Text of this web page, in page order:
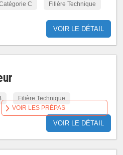
C Filière Technique
VOIR LE DÉTAIL
Filière Technique
VOIR LE DÉTAIL
VOIR LES PRÉPAS